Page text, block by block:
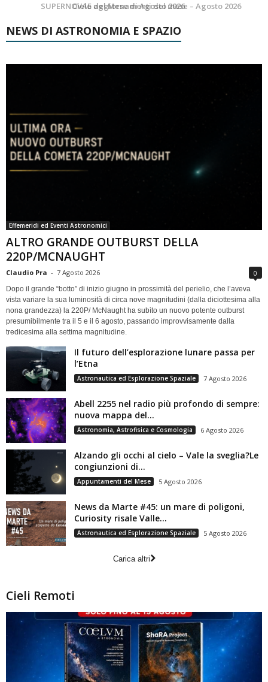
SUPERNOVAE aggiornamenti del mese – Agosto 2026
NEWS DI ASTRONOMIA E SPAZIO
Effemeridi ed Eventi Astronomici
ALTRO GRANDE OUTBURST DELLA
220P/MCNAUGHT
Claudio Pra - 7 Agosto 2026 0
Dopo il grande “botto” di inizio giugno in prossimità del perielio, che l’aveva
vista variare la sua luminosità di circa nove magnitudini (dalla diciottesima alla
nona grandezza) la 220P/ McNaught ha subìto un nuovo potente outburst
presumibilmente tra il 5 e il 6 agosto, passando improvvisamente dalla
tredicesima alla settima magnitudine.
Il futuro dell’esplorazione lunare passa per
l’Etna
Astronautica ed Esplorazione Spaziale 7 Agosto 2026
Abell 2255 nel radio più profondo di sempre:
nuova mappa del...
Astronomia, Astrofisica e Cosmologia 6 Agosto 2026
Alzando gli occhi al cielo – Vale la sveglia?Le
congiunzioni di...
Appuntamenti del Mese 5 Agosto 2026
News da Marte #45: un mare di poligoni,
Curiosity risale Valle...
Astronautica ed Esplorazione Spaziale 5 Agosto 2026
Carica altri
Cieli Remoti